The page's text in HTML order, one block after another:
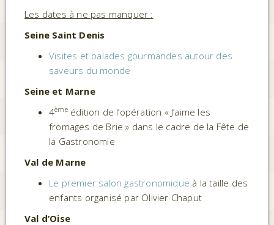
Les dates à ne pas manquer :
Seine Saint Denis
Visites et balades gourmandes autour des
saveurs du monde
Seine et Marne
4èmeédition de l’opération « J’aime les
fromages de Brie » dans le cadre de la Fête de
la Gastronomie
Val de Marne
Le premier salon gastronomique à la taille des
enfants organisé par Olivier Chaput
Val d’Oise